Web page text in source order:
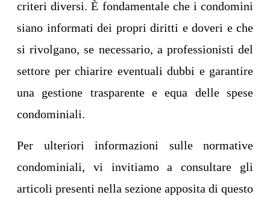
criteri diversi. È fondamentale che i condomini
siano informati dei propri diritti e doveri e che
si rivolgano, se necessario, a professionisti del
settore per chiarire eventuali dubbi e garantire
una gestione trasparente e equa delle spese
condominiali.
Per ulteriori informazioni sulle normative
condominiali, vi invitiamo a consultare gli
articoli presenti nella sezione apposita di questo